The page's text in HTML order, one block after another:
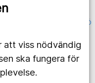
att viss nödvändig
ska fungera för
Ö